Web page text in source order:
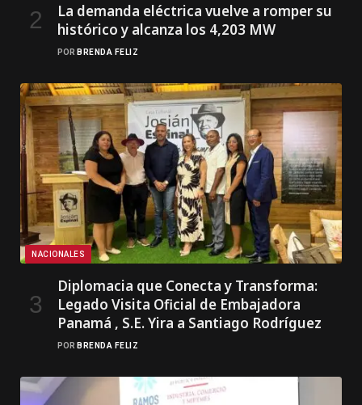
La demanda eléctrica vuelve a romper su
histórico y alcanza los 4,203 MW
POR BRENDA FELIZ
NACIONALES
Diplomacia que Conecta y Transforma:
Legado Visita Oficial de Embajadora
Panamá , S.E. Yira a Santiago Rodríguez
POR BRENDA FELIZ